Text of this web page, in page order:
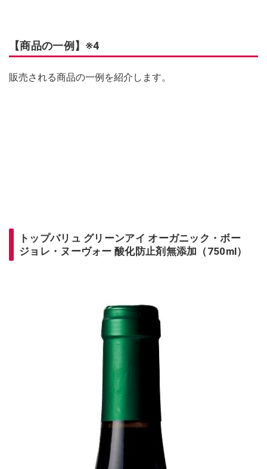
【商品の一例】※4
販売される商品の一例を紹介します。
トップバリュ グリーンアイ オーガニック・ボー
ジョレ・ヌーヴォー 酸化防止剤無添加（750ml）